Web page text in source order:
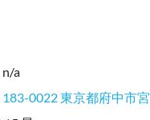
n/a
0022 東京都府中市